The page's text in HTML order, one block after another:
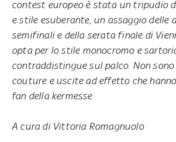
contest europeo è stata un tripudio
e stile esuberante, un assaggio delle
semifinali e della serata finale di
opta per lo stile monocromo e
contraddistingue sul palco. Non
couture e uscite ad effetto che
fan della kermesse
A cura di Vittoria Romagnuolo